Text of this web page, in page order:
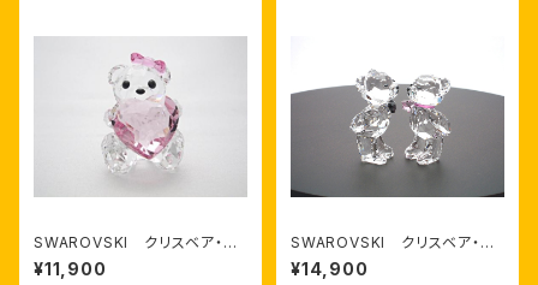
SWAROVSKI クリスベア・On
ly For You ※2012年新作
¥11,900
SWAROVSKI クリスベア・Th
e First Kiss
¥14,900